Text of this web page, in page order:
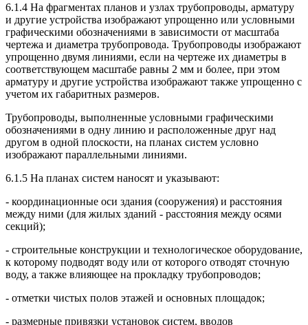
6.1.4 На фрагментах планов и узлах трубопроводы, арматуру
и другие устройства изображают упрощенно или условными
графическими обозначениями в зависимости от масштаба
чертежа и диаметра трубопровода. Трубопроводы изображают
упрощенно двумя линиями, если на чертеже их диаметры в
соответствующем масштабе равны 2 мм и более, при этом
арматуру и другие устройства изображают также упрощенно с
учетом их габаритных размеров.
Трубопроводы, выполненные условными графическими
обозначениями в одну линию и расположенные друг над
другом в одной плоскости, на планах систем условно
изображают параллельными линиями.
6.1.5 На планах систем наносят и указывают:
- координационные оси здания (сооружения) и расстояния
между ними (для жилых зданий - расстояния между осями
секций);
- строительные конструкции и технологическое оборудование,
к которому подводят воду или от которого отводят сточную
воду, а также влияющее на прокладку трубопроводов;
- отметки чистых полов этажей и основных площадок;
- размерные привязки установок систем, вводов